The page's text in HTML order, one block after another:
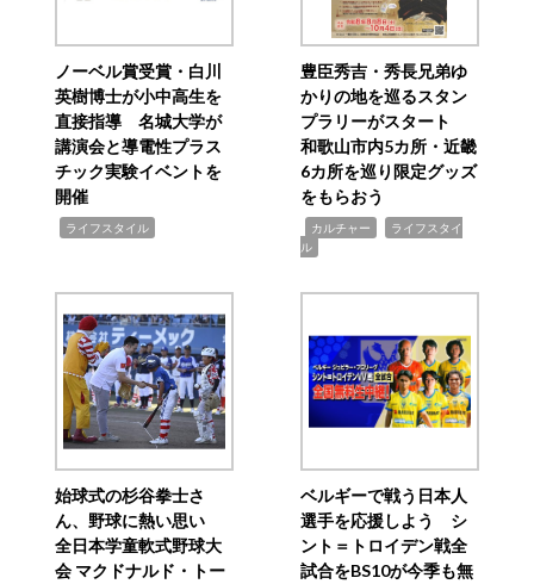
ノーベル賞受賞・白川
英樹博士が小中高生を
直接指導 名城大学が
講演会と導電性プラス
チック実験イベントを
開催
ライフスタイル
豊臣秀吉・秀長兄弟ゆ
かりの地を巡るスタン
プラリーがスタート
和歌山市内5カ所・近畿
6カ所を巡り限定グッズ
をもらおう
カルチャー
ライフスタイ
ル
始球式の杉谷拳士さ
ん、野球に熱い思い
全日本学童軟式野球大
会 マクドナルド・トー
ベルギーで戦う日本人
選手を応援しよう シ
ント＝トロイデン戦全
試合をBS10が今季も無